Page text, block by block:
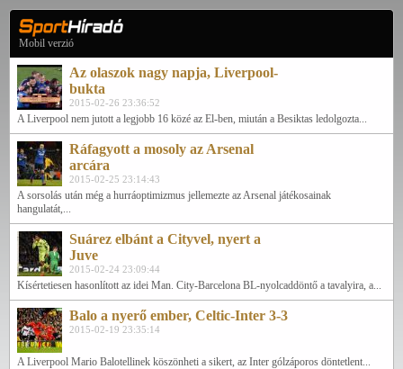
Mobil verzió
Az olaszok nagy napja, Liverpool-
bukta
2015-02-26 23:36:52
A Liverpool nem jutott a legjobb 16 közé az El-ben, miután a Besiktas ledolgozta...
Ráfagyott a mosoly az Arsenal
arcára
2015-02-25 23:14:43
A sorsolás után még a hurráoptimizmus jellemezte az Arsenal játékosainak
hangulatát,...
Suárez elbánt a Cityvel, nyert a
Juve
2015-02-24 23:09:44
Kísértetiesen hasonlított az idei Man. City-Barcelona BL-nyolcaddöntő a tavalyira, a...
Balo a nyerő ember, Celtic-Inter 3-3
2015-02-19 23:35:14
A Liverpool Mario Balotellinek köszönheti a sikert, az Inter gólzáporos döntetlent...